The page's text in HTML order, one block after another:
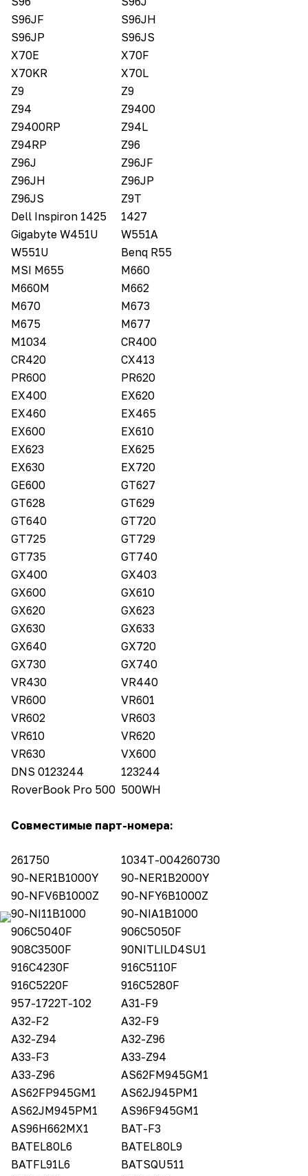
S96JF
S96JH
S96JP
S96JS
X70E
X70F
X70KR
X70L
Z9
Z9
Z94
Z9400
Z9400RP
Z94L
Z94RP
Z96
Z96J
Z96JF
Z96JH
Z96JP
Z96JS
Z9T
Dell Inspiron 1425
1427
Gigabyte W451U
W551A
W551U
Benq R55
MSI M655
M660
M660M
M662
M670
M673
M675
M677
M1034
CR400
CR420
CX413
PR600
PR620
EX400
EX620
EX460
EX465
EX600
EX610
EX623
EX625
EX630
EX720
GE600
GT627
GT628
GT629
GT640
GT720
GT725
GT729
GT735
GT740
GX400
GX403
GX600
GX610
GX620
GX623
GX630
GX633
GX640
GX720
GX730
GX740
VR430
VR440
VR600
VR601
VR602
VR603
VR610
VR620
VR630
VX600
DNS 0123244
123244
RoverBook Pro 500 500WH
Совместимые парт-номера:
261750
1034T-004260730
90-NER1B1000Y
90-NER1B2000Y
90-NFV6B1000Z
90-NFY6B1000Z
90-NI11B1000
90-NIA1B1000
906C5040F
906C5050F
908C3500F
90NITLILD4SU1
916C4230F
916C5110F
916C5220F
916C5280F
957-1722T-102
A31-F9
A32-F2
A32-F9
A32-Z94
A32-Z96
A33-F3
A33-Z94
A33-Z96
AS62FM945GM1
AS62FP945GM1
AS62J945PM1
AS62JM945PM1
AS96F945GM1
AS96H662MX1
BAT-F3
BATEL80L6
BATEL80L9
BATFL91L6
BATSQU511